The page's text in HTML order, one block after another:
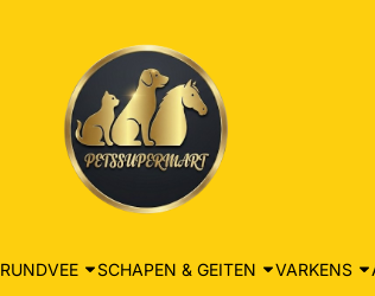
RUNDVEE SCHAPEN & GEITEN VARKENS